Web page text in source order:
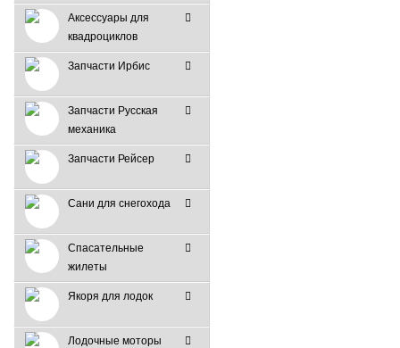
Аксессуары для
квадроциклов
Запчасти Ирбис
Запчасти Русская
механика
Запчасти Рейсер
Сани для снегохода
Спасательные
жилеты
Якоря для лодок
Лодочные моторы